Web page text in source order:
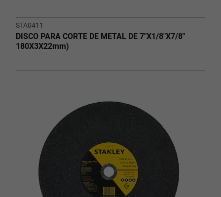
STA0411
DISCO PARA CORTE DE METAL DE 7"X1/8"X7/8"
180X3X22mm)